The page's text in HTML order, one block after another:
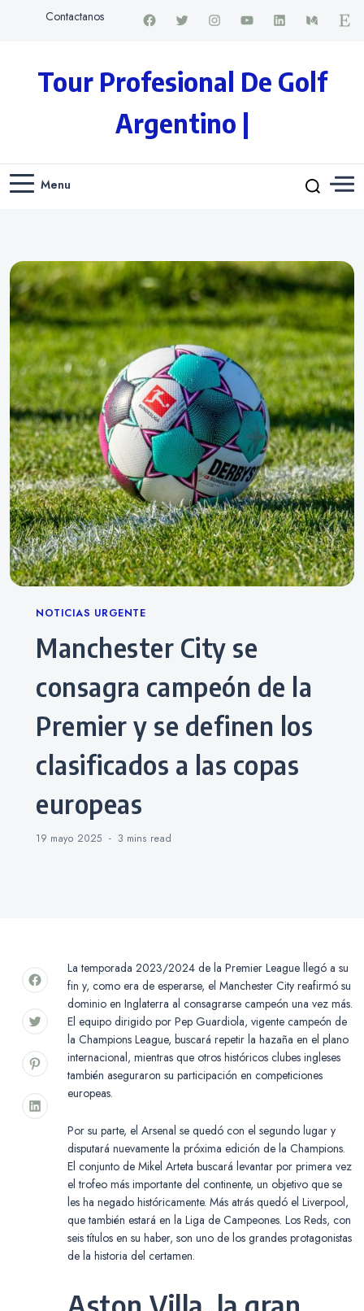
Contactanos
Tour Profesional De Golf
Argentino |
Menu
Categories
NOTICIAS URGENTE
Manchester City se
consagra campeón de la
Premier y se definen los
clasificados a las copas
europeas
19 mayo 2025 3 mins read
La temporada 2023/2024 de la Premier League llegó a su
fin y, como era de esperarse, el Manchester City reafirmó su
dominio en Inglaterra al consagrarse campeón una vez más.
El equipo dirigido por Pep Guardiola, vigente campeón de
la Champions League, buscará repetir la hazaña en el plano
internacional, mientras que otros históricos clubes ingleses
también aseguraron su participación en competiciones
europeas.
Por su parte, el Arsenal se quedó con el segundo lugar y
disputará nuevamente la próxima edición de la Champions.
El conjunto de Mikel Arteta buscará levantar por primera vez
el trofeo más importante del continente, un objetivo que se
les ha negado históricamente. Más atrás quedó el Liverpool,
que también estará en la Liga de Campeones. Los Reds, con
seis títulos en su haber, son uno de los grandes protagonistas
de la historia del certamen.